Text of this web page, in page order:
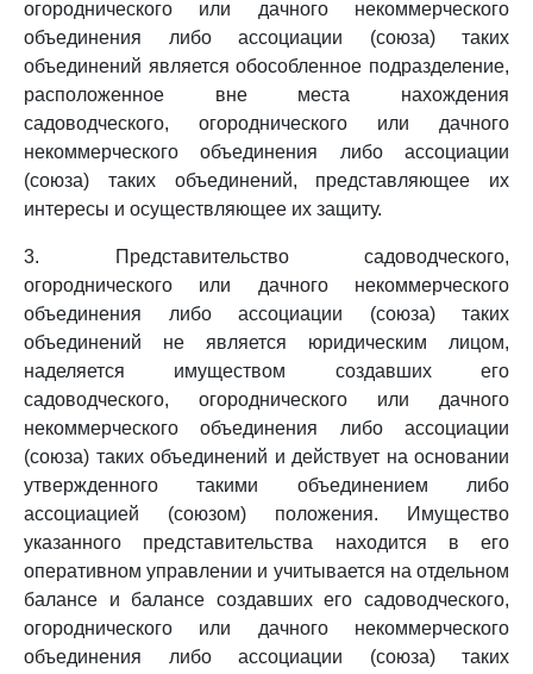
огороднического или дачного некоммерческого
объединения либо ассоциации (союза) таких
объединений является обособленное подразделение,
расположенное вне места нахождения
садоводческого, огороднического или дачного
некоммерческого объединения либо ассоциации
(союза) таких объединений, представляющее их
интересы и осуществляющее их защиту.
3. Представительство садоводческого,
огороднического или дачного некоммерческого
объединения либо ассоциации (союза) таких
объединений не является юридическим лицом,
наделяется имуществом создавших его
садоводческого, огороднического или дачного
некоммерческого объединения либо ассоциации
(союза) таких объединений и действует на основании
утвержденного такими объединением либо
ассоциацией (союзом) положения. Имущество
указанного представительства находится в его
оперативном управлении и учитывается на отдельном
балансе и балансе создавших его садоводческого,
огороднического или дачного некоммерческого
объединения либо ассоциации (союза) таких